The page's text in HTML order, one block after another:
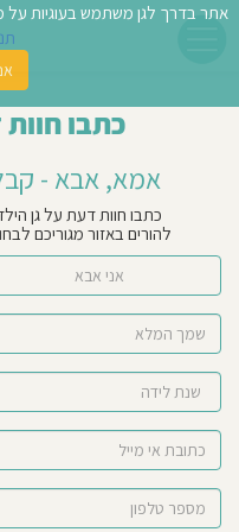
כתבו
אמא, אבא -
כתבו חוות דעת על גן
להורים באזור מגוריכם
אני אבא
אתר בדרך לגן משתמש בעוגיות על